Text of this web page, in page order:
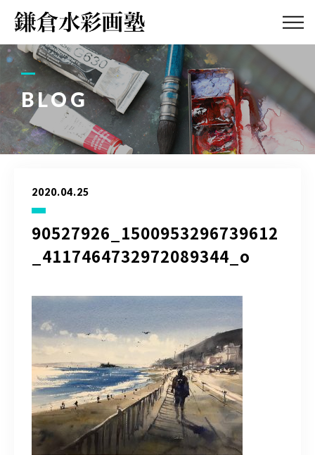
BLOG
2020.04.25
90527926_1500953296739612
_4117464732972089344_o
ABOUT
画塾紹介・
アクセス
LESSON
教室案内
BLOG
ATELIER
水彩ブログ
CONTACT
お問い合わせ